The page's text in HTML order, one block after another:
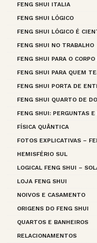
FENG SHUI ITALIA
FENG SHUI LÓGICO
FENG SHUI LÓGICO É
FENG SHUI NO TRABALHO
FENG SHUI PARA O
FENG SHUI PARA QUEM
FENG SHUI PORTA DE
FENG SHUI QUARTO DE
FENG SHUI: PERGUNTAS E
FÍSICA QUÂNTICA
FOTOS EXPLICATIVAS –
HEMISFÉRIO SUL
LOGICAL FENG SHUI –
LOJA FENG SHUI
NOIVOS E CASAMENTO
ORIGENS DO FENG SHUI
QUARTOS E BANHEIROS
RELACIONAMENTOS